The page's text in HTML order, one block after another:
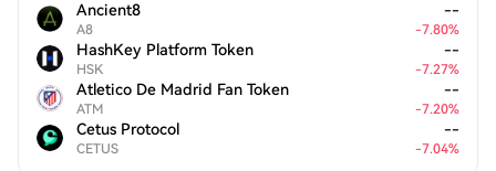
Ancient8
A8
--
-7.80%
HashKey Platform Token
HSK
--
-7.27%
Atletico De Madrid Fan Token
ATM
--
-7.20%
Cetus Protocol
CETUS
--
-7.04%